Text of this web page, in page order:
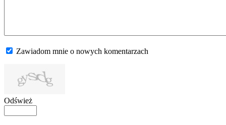
Zawiadom mnie o nowych komentarzach
Odśwież